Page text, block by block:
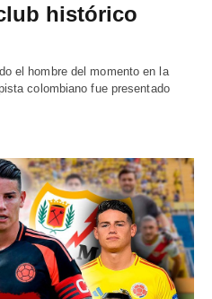
histórico
el hombre del momento en la
colombiano fue presentado